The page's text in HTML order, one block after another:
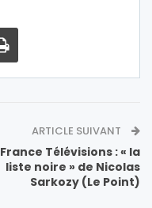
ARTICLE SUIVANT
France Télévisions : « la
liste noire » de Nicolas
Sarkozy (Le Point)